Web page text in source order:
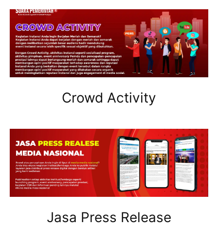
Crowd Activity
Jasa Press Release